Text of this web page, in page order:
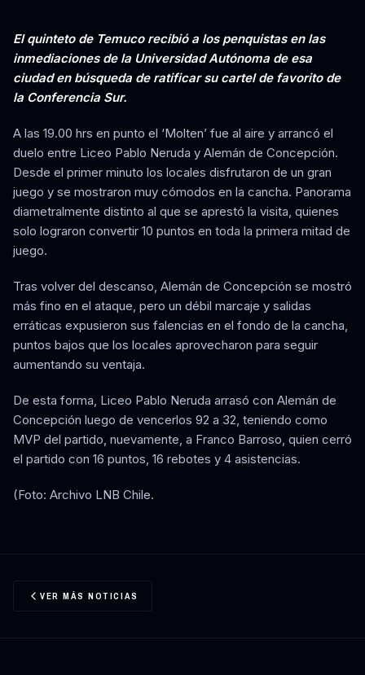
El quinteto de Temuco recibió a los penquistas en las
inmediaciones de la Universidad Autónoma de esa
ciudad en búsqueda de ratificar su cartel de favorito de
la Conferencia Sur.
A las 19.00 hrs en punto el ‘Molten’ fue al aire y arrancó el
duelo entre Liceo Pablo Neruda y Alemán de Concepción.
Desde el primer minuto los locales disfrutaron de un gran
juego y se mostraron muy cómodos en la cancha. Panorama
diametralmente distinto al que se aprestó la visita, quienes
solo lograron convertir 10 puntos en toda la primera mitad de
juego.
Tras volver del descanso, Alemán de Concepción se mostró
más fino en el ataque, pero un débil marcaje y salidas
erráticas expusieron sus falencias en el fondo de la cancha,
puntos bajos que los locales aprovecharon para seguir
aumentando su ventaja.
De esta forma, Liceo Pablo Neruda arrasó con Alemán de
Concepción luego de vencerlos 92 a 32, teniendo como
MVP del partido, nuevamente, a Franco Barroso, quien cerró
el partido con 16 puntos, 16 rebotes y 4 asistencias.
(Foto: Archivo LNB Chile.
VER MÁS NOTICIAS